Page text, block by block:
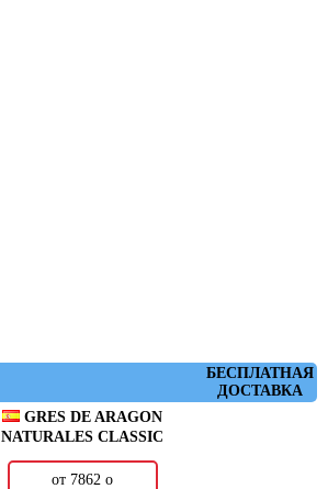
БЕСПЛАТНАЯ
ДОСТАВКА
GRES DE ARAGON
NATURALES CLASSIC
от 7862 о